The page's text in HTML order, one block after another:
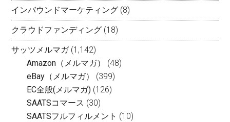
インバウンドマーケティング (8)
クラウドファンディング (18)
サッツメルマガ(1,142)
Amazon（メルマガ）
(48)
eBay（メルマガ）
(399)
EC全般(メルマガ) (126)
SAATSコマース (30)
SAATSフルフィルメント (10)